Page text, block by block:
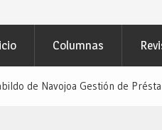
Campaña: “INSPECTOR
Redacción “El Objetivo
Columnas
de Navojoa Gestión de